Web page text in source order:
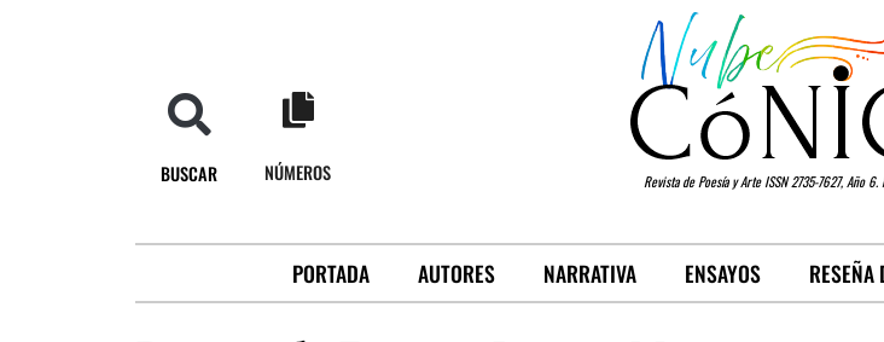
BUSCAR NÚMEROS Revista de Poesía y Arte ISSN 2735-7627, Año
PORTADA AUTORES NARRATIVA ENSAYOS RESEÑA